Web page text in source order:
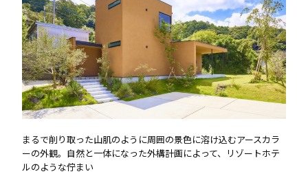
まるで削り取った山肌のように周囲の景色に溶け込むアースカラ
ーの外観。自然と一体になった外構計画によって、リゾートホテ
ルのような佇まい